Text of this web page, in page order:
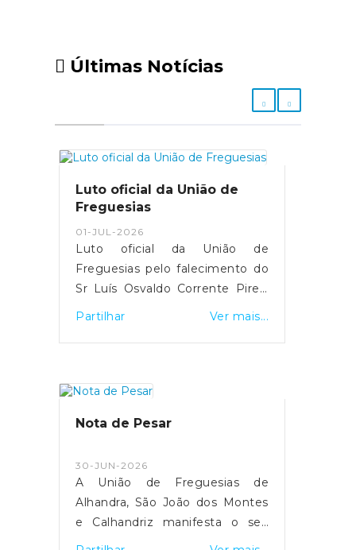
Últimas Notícias
Luto oficial da União de
Freguesias
01-JUL-2026
Luto oficial da União de
Freguesias pelo falecimento do
Sr Luís Osvaldo Corrente Pires,
Presidente da Assembleia da
Alhandra, São João dos Montes
Partilhar Ver mais...
Nota de Pesar
30-JUN-2026
A União de Freguesias de
Alhandra, São João dos Montes
e Calhandriz manifesta o seu
mais profundo pesar pelo